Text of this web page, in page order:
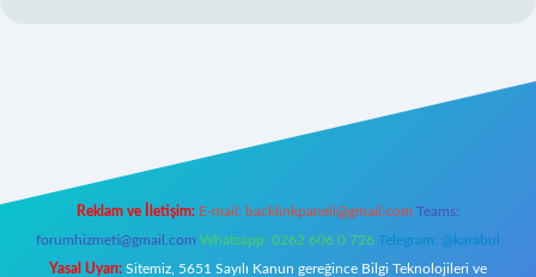
Reklam ve İletişim: E-mail: backlinkpaneli@gmail.com Teams:
forumhizmeti@gmail.com Whatsapp: 0262 606 0 726 Telegram: @karabul
Yasal Uyarı: Sitemiz, 5651 Sayılı Kanun gereğince Bilgi Teknolojileri ve